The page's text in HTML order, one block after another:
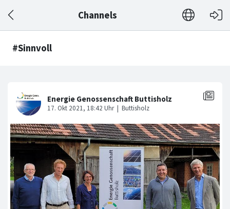
Channels
#Sinnvoll